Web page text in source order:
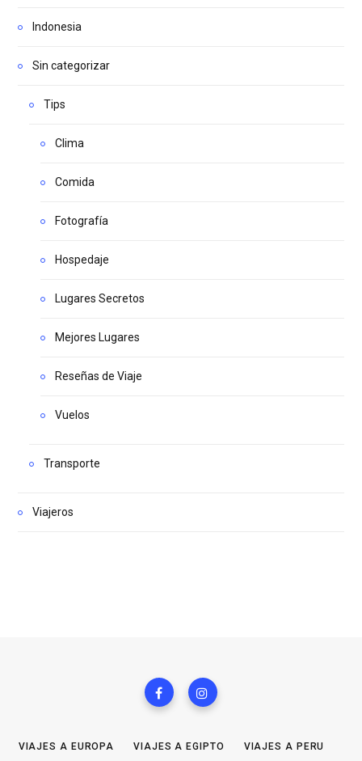
Indonesia
Sin categorizar
Tips
Clima
Comida
Fotografía
Hospedaje
Lugares Secretos
Mejores Lugares
Reseñas de Viaje
Vuelos
Transporte
Viajeros
VIAJES A EUROPA VIAJES A EGIPTO VIAJES A PERU